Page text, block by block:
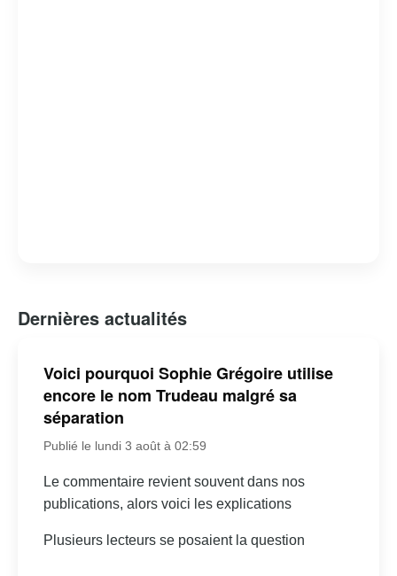
Dernières actualités
Voici pourquoi Sophie Grégoire utilise
encore le nom Trudeau malgré sa
séparation
Publié le lundi 3 août à 02:59
Le commentaire revient souvent dans nos
publications, alors voici les explications
Plusieurs lecteurs se posaient la question